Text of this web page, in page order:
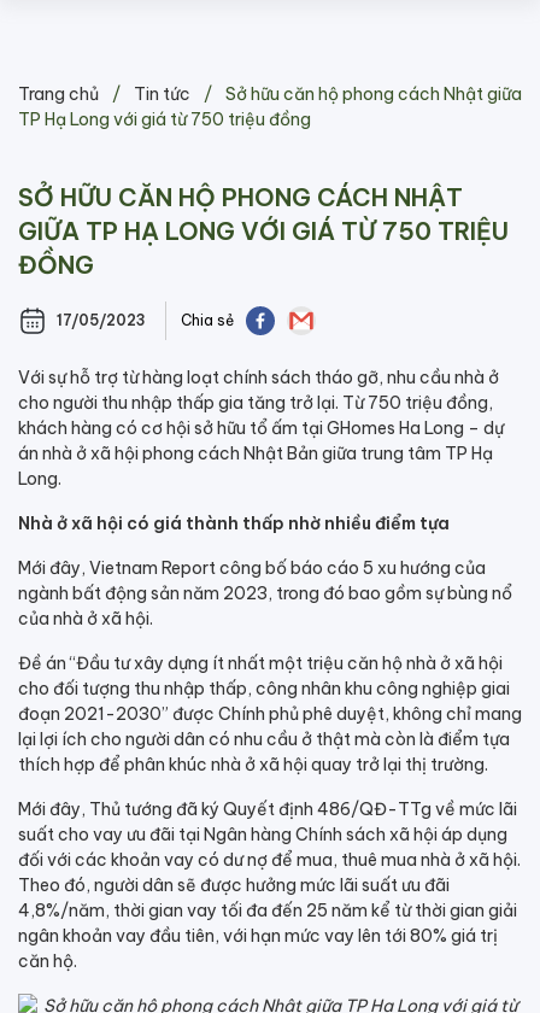
content
Trang chủ / Tin tức /
Sở hữu căn hộ phong cách Nhật giữa
TP Hạ Long với giá từ 750 triệu đồng
SỞ HỮU CĂN HỘ PHONG CÁCH NHẬT
GIỮA TP HẠ LONG VỚI GIÁ TỪ 750 TRIỆU
ĐỒNG
17/05/2023 Chia sẻ
Với sự hỗ trợ từ hàng loạt chính sách tháo gỡ, nhu cầu nhà ở
cho người thu nhập thấp gia tăng trở lại. Từ 750 triệu đồng,
khách hàng có cơ hội sở hữu tổ ấm tại GHomes Ha Long – dự
án nhà ở xã hội phong cách Nhật Bản giữa trung tâm TP Hạ
Long.
Nhà ở xã hội có giá thành thấp nhờ nhiều điểm tựa
Mới đây, Vietnam Report công bố báo cáo 5 xu hướng của
ngành bất động sản năm 2023, trong đó bao gồm sự bùng nổ
của nhà ở xã hội.
Đề án “Đầu tư xây dựng ít nhất một triệu căn hộ nhà ở xã hội
cho đối tượng thu nhập thấp, công nhân khu công nghiệp giai
đoạn 2021-2030” được Chính phủ phê duyệt, không chỉ mang
lại lợi ích cho người dân có nhu cầu ở thật mà còn là điểm tựa
thích hợp để phân khúc nhà ở xã hội quay trở lại thị trường.
Mới đây, Thủ tướng đã ký Quyết định 486/QĐ-TTg về mức lãi
suất cho vay ưu đãi tại Ngân hàng Chính sách xã hội áp dụng
đối với các khoản vay có dư nợ để mua, thuê mua nhà ở xã hội.
Theo đó, người dân sẽ được hưởng mức lãi suất ưu đãi
4,8%/năm, thời gian vay tối đa đến 25 năm kể từ thời gian giải
ngân khoản vay đầu tiên, với hạn mức vay lên tới 80% giá trị
căn hộ.